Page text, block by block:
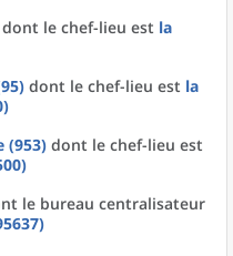
dont le chef-lieu est la
dont le chef-lieu est la
(953) dont le chef-lieu est
le bureau centralisateur